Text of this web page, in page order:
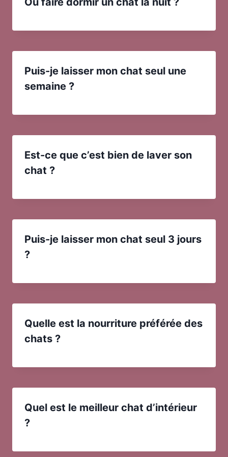
Puis-je laisser mon chat seul une
semaine ?
Est-ce que c’est bien de laver son
chat ?
Puis-je laisser mon chat seul 3 jours
?
Quelle est la nourriture préférée des
chats ?
Quel est le meilleur chat d’intérieur
?